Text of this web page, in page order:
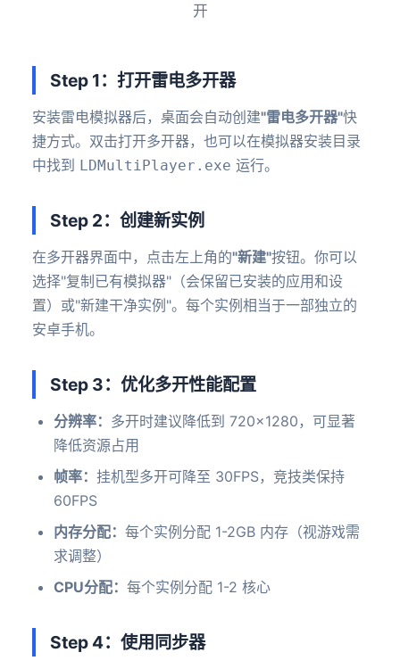
开
Step 1：打开雷电多开器
安装雷电模拟器后，桌面会自动创建"雷电多开器"快
捷方式。双击打开多开器，也可以在模拟器安装目录
中找到 LDMultiPlayer.exe 运行。
Step 2：创建新实例
在多开器界面中，点击左上角的"新建"按钮。你可以
选择"复制已有模拟器"（会保留已安装的应用和设
置）或"新建干净实例"。每个实例相当于一部独立的
安卓手机。
Step 3：优化多开性能配置
分辨率： 多开时建议降低到 720×1280，可显著
降低资源占用
帧率： 挂机型多开可降至 30FPS，竞技类保持
60FPS
内存分配： 每个实例分配 1-2GB 内存（视游戏需
求调整）
CPU分配： 每个实例分配 1-2 核心
Step 4：使用同步器